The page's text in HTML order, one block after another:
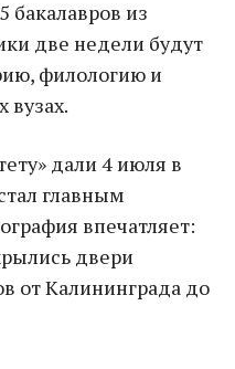
бакалавров из
две недели будут
филологию и
вузах.
дали 4 июля в
главным
впечатляет:
двери
от Калининграда до